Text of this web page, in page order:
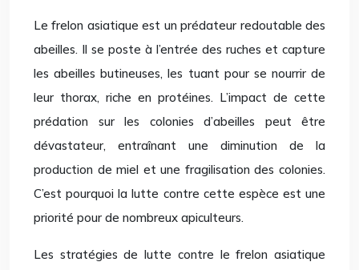
Le frelon asiatique est un prédateur redoutable des
abeilles. Il se poste à l’entrée des ruches et capture
les abeilles butineuses, les tuant pour se nourrir de
leur thorax, riche en protéines. L’impact de cette
prédation sur les colonies d’abeilles peut être
dévastateur, entraînant une diminution de la
production de miel et une fragilisation des colonies.
C’est pourquoi la lutte contre cette espèce est une
priorité pour de nombreux apiculteurs.
Les stratégies de lutte contre le frelon asiatique